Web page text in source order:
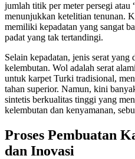
jumlah titik per meter persegi atau
menunjukkan ketelitian tenunan.
memiliki kepadatan yang sangat
padat yang tak tertandingi.
Selain kepadatan, jenis serat yang
kelembutan. Wol adalah serat
untuk karpet Turki tradisional,
tahan superior. Namun, kini
sintetis berkualitas tinggi yang
kelembutan dan kenyamanan,
Proses Pembuatan
dan Inovasi